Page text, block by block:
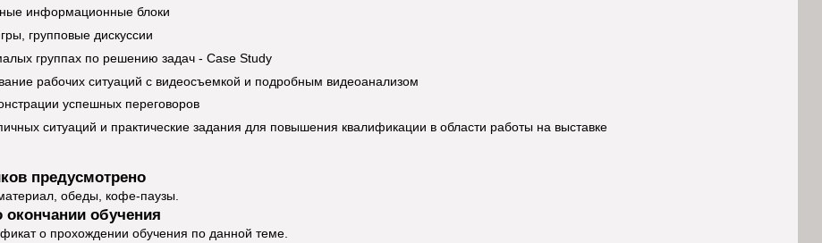
информационные блоки
групповые дискуссии
группах по решению задач - Case Study
рабочих ситуаций с видеосъемкой и подробным видеоанализом
успешных переговоров
ситуаций и практические задания для повышения квалификации в области работы на выставке
предусмотрено
обеды, кофе-паузы.
окончании обучения
о прохождении обучения по данной теме.